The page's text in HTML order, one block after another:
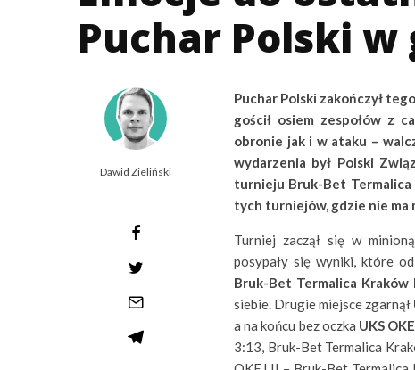
Puchar Polski
Dawid Zieliński
Puchar Polski zakończył
gościł osiem zespołów z
obronie jak i w ataku –
wydarzenia był Polski
turnieju Bruk-Bet Termalica
tych turniejów, gdzie nie ma
Turniej zaczął się w
posypały się wyniki, które
Bruk-Bet Termalica Kraków
siebie. Drugie miejsce zgarnął
a na końcu bez oczka UKS
3:13, Bruk-Bet Termalica